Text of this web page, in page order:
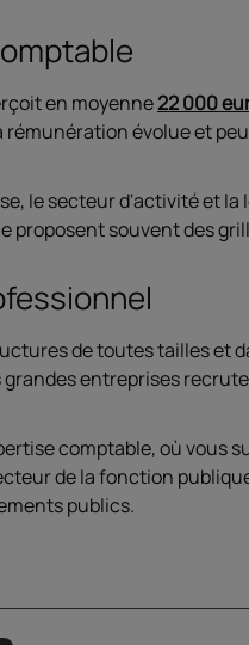
en moyenne22 000
rémunération évolue et
le secteur d'activité et
proposent souvent des
de toutes tailles et
entreprises
comptable, où vous
de la fonction
publics.